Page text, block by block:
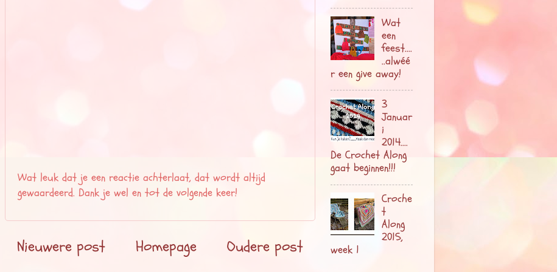
Wat leuk dat je een reactie achterlaat, dat wordt altijd
gewaardeerd. Dank je wel en tot de volgende keer!
Nieuwere post Oudere post
Homepage
Wat
een
feest....
..alwéé
r een give away!
3
Januar
i
2014....
De Crochet Along
gaat beginnen!!!
Croche
t
Along
2015,
week 1